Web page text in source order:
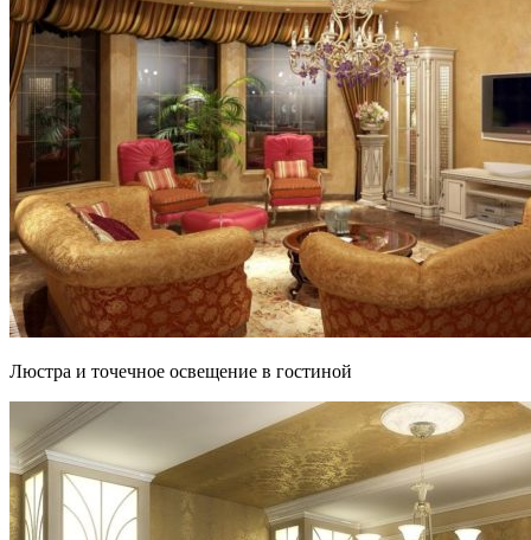
Люстра и точечное освещение в гостиной